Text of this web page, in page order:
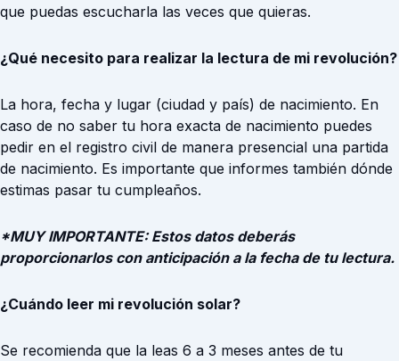
que puedas escucharla las veces que quieras.
¿Qué necesito para realizar la lectura de mi revolución?
La hora, fecha y lugar (ciudad y país) de nacimiento. En
caso de no saber tu hora exacta de nacimiento puedes
pedir en el registro civil de manera presencial una partida
de nacimiento. Es importante que informes también dónde
estimas pasar tu cumpleaños.
*MUY IMPORTANTE: Estos datos deberás
proporcionarlos con anticipación a la fecha de tu lectura.
¿Cuándo leer mi revolución solar?
Se recomienda que la leas 6 a 3 meses antes de tu